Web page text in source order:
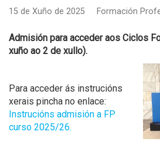
15 de Xuño de 2025 Formación
Admisión para acceder aos Ciclos
xuño ao 2 de xullo).
Para acceder ás instrucións
xerais pincha no enlace:
Instrucións admisión a FP
curso 2025/26.